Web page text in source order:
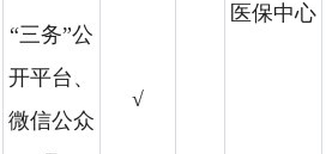
“三务”公
开平台、
微信公众
√
医保中心